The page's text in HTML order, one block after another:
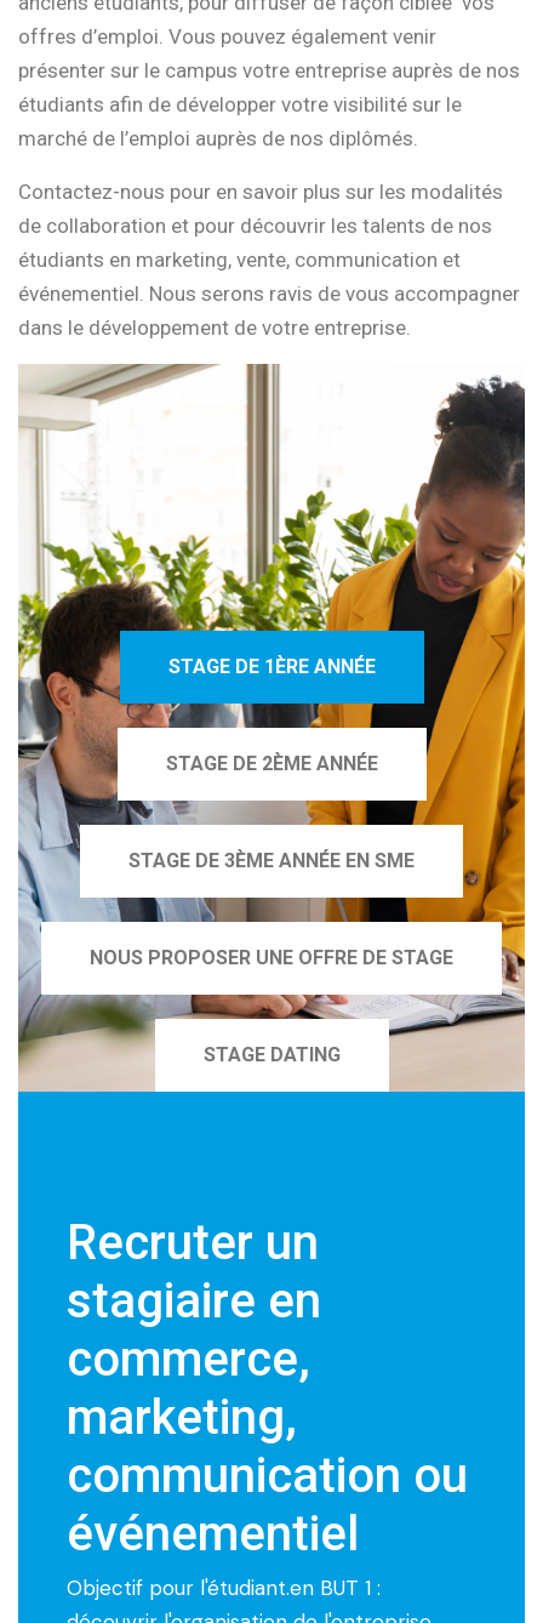
offres d’emploi. Vous pouvez également venir
présenter sur le campus votre entreprise auprès de nos
étudiants afin de développer votre visibilité sur le
marché de l’emploi auprès de nos diplômés.
Contactez-nous pour en savoir plus sur les modalités
de collaboration et pour découvrir les talents de nos
étudiants en marketing, vente, communication et
événementiel. Nous serons ravis de vous accompagner
dans le développement de votre entreprise.
STAGE DE 1ÈRE ANNÉE
STAGE DE 2ÈME ANNÉE
STAGE DE 3ÈME ANNÉE EN SME
NOUS PROPOSER UNE OFFRE DE STAGE
STAGE DATING
Recruter un
stagiaire en
commerce,
marketing,
communication ou
événementiel
Objectif pour l'étudiant.en BUT 1 :